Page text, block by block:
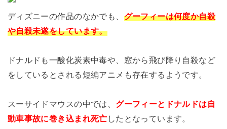
ディズニーの作品のなかでも、 グーフィーは何度か自殺
や自殺未遂をしています。
ドナルドも一酸化炭素中毒や、窓から飛び降り自殺など
をしているとされる短編アニメも存在するようです。
スーサイドマウスの中では、 グーフィーとドナルドは自
動車事故に巻き込まれ死亡 したとなっています。